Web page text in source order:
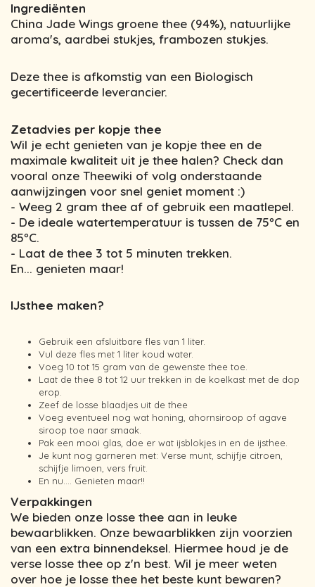
Ingrediënten
China Jade Wings groene thee (94%), natuurlijke
aroma's, aardbei stukjes, frambozen stukjes.
Deze thee is afkomstig van een Biologisch
gecertificeerde leverancier.
Zetadvies per kopje thee
Wil je echt genieten van je kopje thee en de
maximale kwaliteit uit je thee halen? Check dan
vooral onze Theewiki of volg onderstaande
aanwijzingen voor snel geniet moment :)
- Weeg 2 gram thee af of gebruik een maatlepel.
- De ideale watertemperatuur is tussen de 75ºC en
85ºC.
- Laat de thee 3 tot 5 minuten trekken.
En... genieten maar!
IJsthee maken?
Gebruik een afsluitbare fles van 1 liter.
Vul deze fles met 1 liter koud water.
Voeg 10 tot 15 gram van de gewenste thee toe.
Laat de thee 8 tot 12 uur trekken in de koelkast met de dop
erop.
Zeef de losse blaadjes uit de thee
Voeg eventueel nog wat honing, ahornsiroop of agave
siroop toe naar smaak.
Pak een mooi glas, doe er wat ijsblokjes in en de ijsthee.
Je kunt nog garneren met: Verse munt, schijfje citroen,
schijfje limoen, vers fruit.
En nu…. Genieten maar!!
Verpakkingen
We bieden onze losse thee aan in leuke
bewaarblikken. Onze bewaarblikken zijn voorzien
van een extra binnendeksel. Hiermee houd je de
verse losse thee op z'n best. Wil je meer weten
over hoe je losse thee het beste kunt bewaren?